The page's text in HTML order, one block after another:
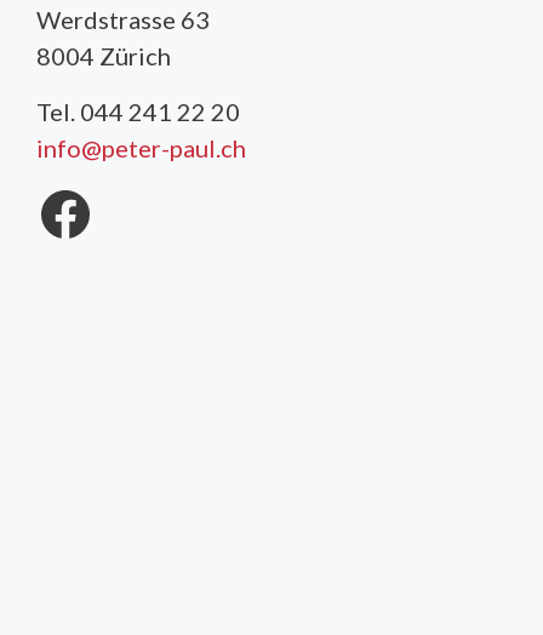
Werdstrasse 63
8004 Zürich
Tel. 044 241 22 20
info@peter-paul.ch
Facebook